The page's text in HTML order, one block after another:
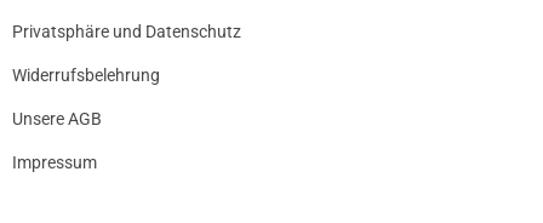
Privatsphäre und Datenschutz
Widerrufsbelehrung
Unsere AGB
Impressum